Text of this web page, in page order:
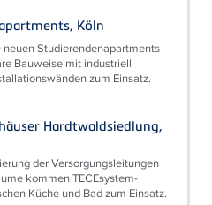
Köln
Studierendenapartments
Bauweise mit industriell
zum Einsatz.
Hardtwaldsiedlung,
der Versorgungsleitungen
kommen TECEsystem-
Küche und Bad zum Einsatz.